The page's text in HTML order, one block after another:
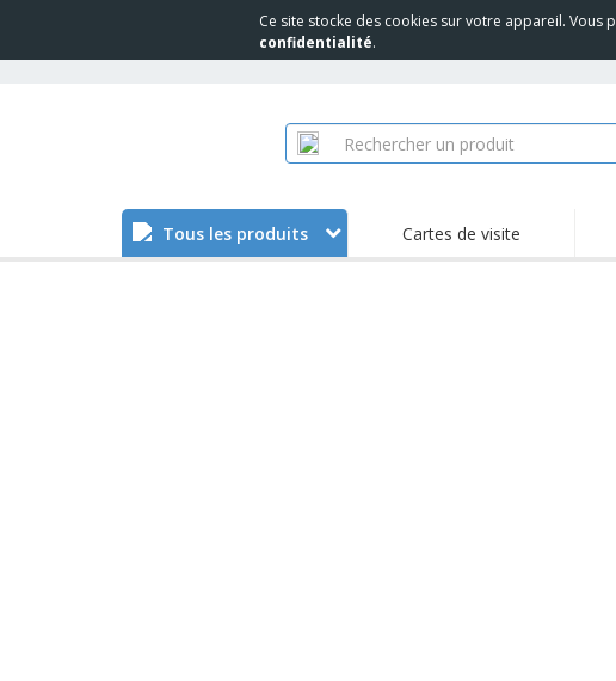
Ce site stocke des cookies sur votre appareil. Vous
confidentialité.
Tous les produits Cartes de visite